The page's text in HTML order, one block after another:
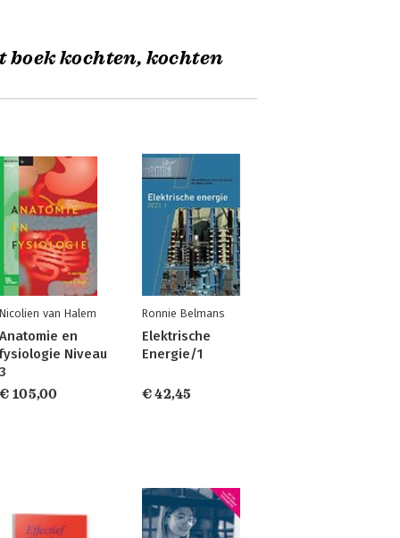
boek kochten, kochten
Nicolien van Halem
Anatomie en
fysiologie Niveau
3
€ 105,00
Ronnie Belmans
Elektrische
Energie/1
€ 42,45